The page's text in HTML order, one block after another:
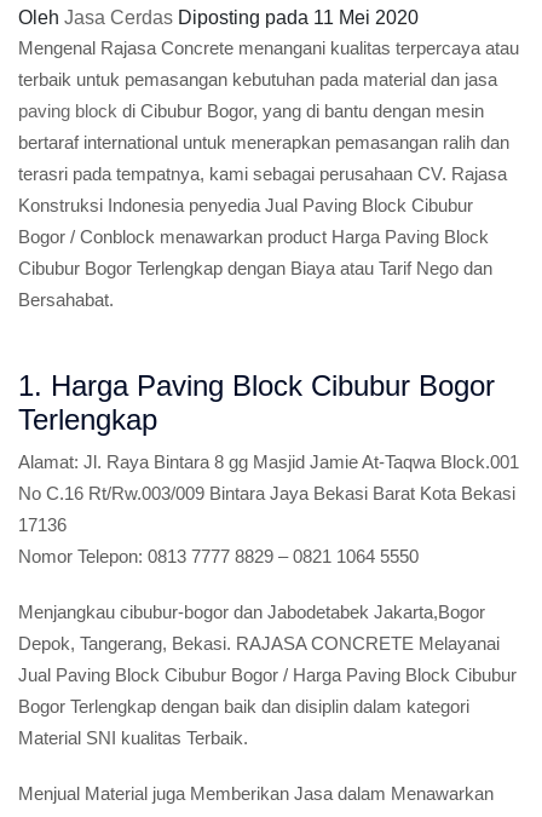
Oleh Jasa Cerdas Diposting pada 11 Mei 2020
Mengenal Rajasa Concrete menangani kualitas terpercaya atau
terbaik untuk pemasangan kebutuhan pada material dan jasa
paving block di Cibubur Bogor, yang di bantu dengan mesin
bertaraf international untuk menerapkan pemasangan ralih dan
terasri pada tempatnya, kami sebagai perusahaan CV. Rajasa
Konstruksi Indonesia penyedia Jual Paving Block Cibubur
Bogor / Conblock menawarkan product Harga Paving Block
Cibubur Bogor Terlengkap dengan Biaya atau Tarif Nego dan
Bersahabat.
1. Harga Paving Block Cibubur Bogor
Terlengkap
Alamat: Jl. Raya Bintara 8 gg Masjid Jamie At-Taqwa Block.001
No C.16 Rt/Rw.003/009 Bintara Jaya Bekasi Barat Kota Bekasi
17136
Nomor Telepon: 0813 7777 8829 – 0821 1064 5550
Menjangkau cibubur-bogor dan Jabodetabek Jakarta,Bogor
Depok, Tangerang, Bekasi. RAJASA CONCRETE Melayanai
Jual Paving Block Cibubur Bogor / Harga Paving Block Cibubur
Bogor Terlengkap dengan baik dan disiplin dalam kategori
Material SNI kualitas Terbaik.
Menjual Material juga Memberikan Jasa dalam Menawarkan